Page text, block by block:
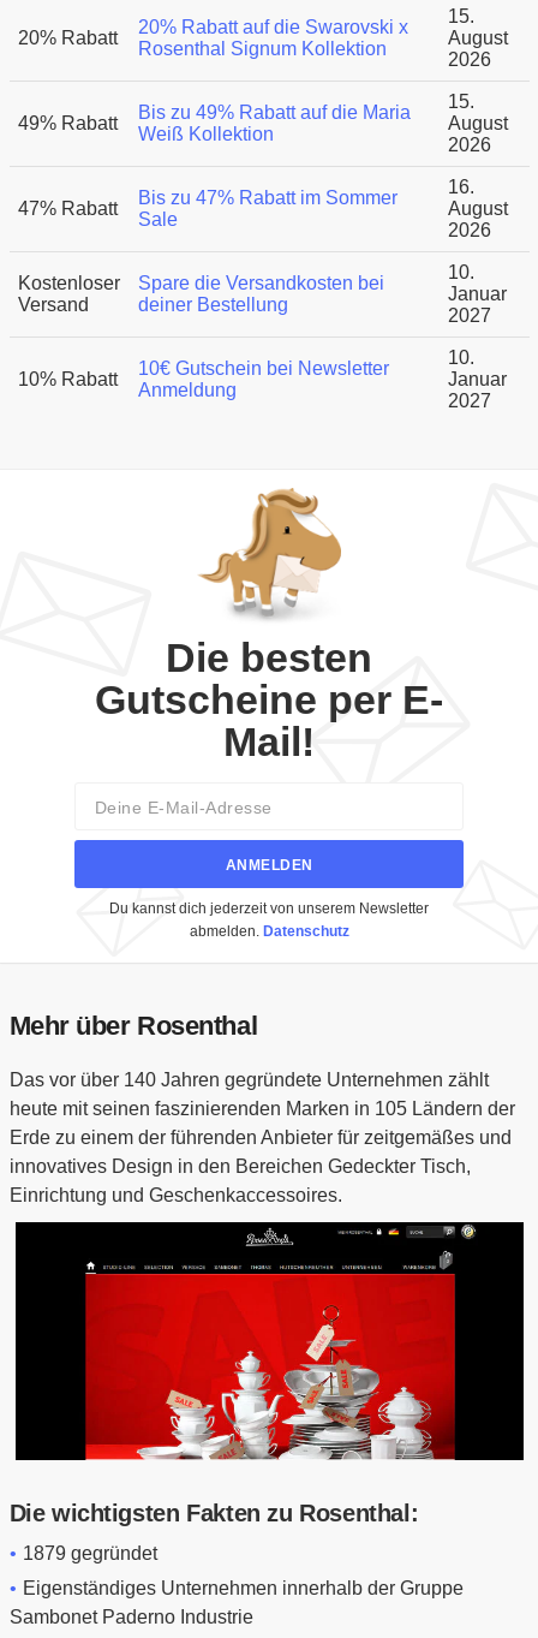
20% Rabatt
20% Rabatt auf die Swarovski x
Rosenthal Signum Kollektion
15.
August
2026
49% Rabatt
Bis zu 49% Rabatt auf die Maria
Weiß Kollektion
15.
August
2026
47% Rabatt
Bis zu 47% Rabatt im Sommer
Sale
16.
August
2026
Kostenloser
Versand
Spare die Versandkosten bei
deiner Bestellung
10.
Januar
2027
10% Rabatt
10€ Gutschein bei Newsletter
Anmeldung
10.
Januar
2027
Die besten
Gutscheine per E-
Mail!
ANMELDEN
Du kannst dich jederzeit von unserem Newsletter
abmelden. Datenschutz
Mehr über Rosenthal
Das vor über 140 Jahren gegründete Unternehmen zählt
heute mit seinen faszinierenden Marken in 105 Ländern der
Erde zu einem der führenden Anbieter für zeitgemäßes und
innovatives Design in den Bereichen Gedeckter Tisch,
Einrichtung und Geschenkaccessoires.
Die wichtigsten Fakten zu Rosenthal:
1879 gegründet
Eigenständiges Unternehmen innerhalb der Gruppe
Sambonet Paderno Industrie